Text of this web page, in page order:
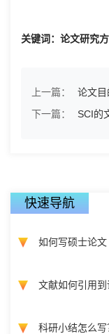
关键词：论文研究
上一篇：
论文目
下一篇：
SCI的
快速导航
如何写硕士论文
文献如何引用到
科研小结怎么